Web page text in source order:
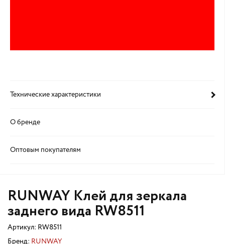
Технические характеристики
О бренде
Оптовым покупателям
RUNWAY Клей для зеркала
заднего вида RW8511
Артикул: RW8511
Бренд: RUNWAY